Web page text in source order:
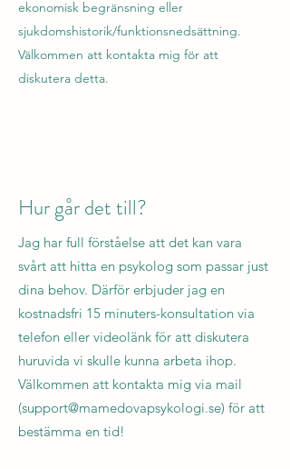
ekonomisk begränsning eller
sjukdomshistorik/funktionsnedsättning.
Välkommen att kontakta mig för att
diskutera detta.
Hur går det till?
Jag har full förståelse att det kan vara
svårt att hitta en psykolog som passar just
dina behov. Därför erbjuder jag en
kostnadsfri 15 minuters-konsultation via
telefon eller videolänk för att diskutera
huruvida vi skulle kunna arbeta ihop.
Välkommen att kontakta mig via mail
(support@mamedovapsykologi.se) för att
bestämma en tid! ​